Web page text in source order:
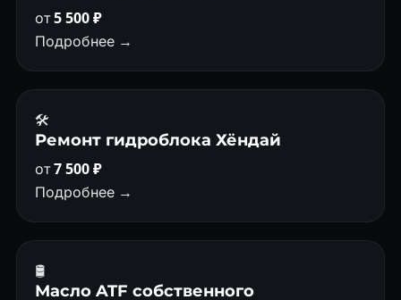
от5 500 ₽
Подробнее →
🛠️
Ремонт гидроблока Хёндай
от7 500 ₽
Подробнее →
🛢
Масло ATF собственного